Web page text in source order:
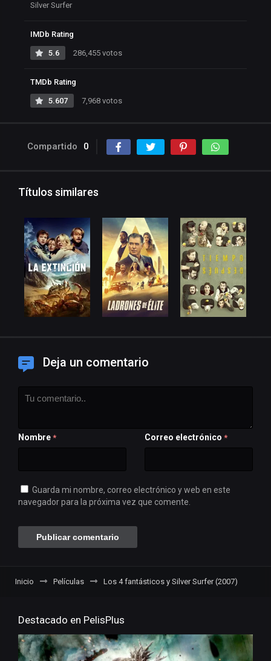
Silver Surfer
IMDb Rating
5.6 286,455 votos
TMDb Rating
5.607 7,968 votos
Compartido 0
Títulos similares
Deja un comentario
Nombre * Correo electrónico *
Guarda mi nombre, correo electrónico y web en este
navegador para la próxima vez que comente.
Inicio Películas Los 4 fantásticos y Silver Surfer (2007)
Destacado en PelisPlus